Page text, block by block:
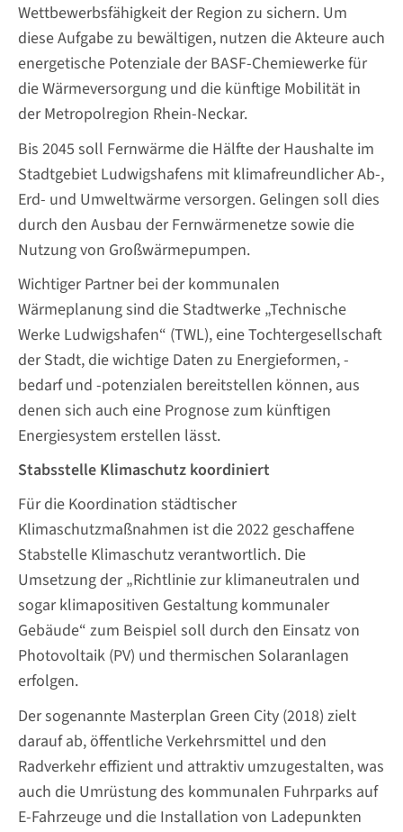
Wettbewerbsfähigkeit der Region zu sichern. Um
diese Aufgabe zu bewältigen, nutzen die Akteure auch
energetische Potenziale der BASF-Chemiewerke für
die Wärmeversorgung und die künftige Mobilität in
der Metropolregion Rhein-Neckar.
Bis 2045 soll Fernwärme die Hälfte der Haushalte im
Stadtgebiet Ludwigshafens mit klimafreundlicher Ab-,
Erd- und Umweltwärme versorgen. Gelingen soll dies
durch den Ausbau der Fernwärmenetze sowie die
Nutzung von Großwärmepumpen.
Wichtiger Partner bei der kommunalen
Wärmeplanung sind die Stadtwerke „Technische
Werke Ludwigshafen“ (TWL), eine Tochtergesellschaft
der Stadt, die wichtige Daten zu Energieformen, -
bedarf und -potenzialen bereitstellen können, aus
denen sich auch eine Prognose zum künftigen
Energiesystem erstellen lässt.
Stabsstelle Klimaschutz koordiniert
Für die Koordination städtischer
Klimaschutzmaßnahmen ist die 2022 geschaffene
Stabstelle Klimaschutz verantwortlich. Die
Umsetzung der „Richtlinie zur klimaneutralen und
sogar klimapositiven Gestaltung kommunaler
Gebäude“ zum Beispiel soll durch den Einsatz von
Photovoltaik (PV) und thermischen Solaranlagen
erfolgen.
Der sogenannte Masterplan Green City (2018) zielt
darauf ab, öffentliche Verkehrsmittel und den
Radverkehr effizient und attraktiv umzugestalten, was
auch die Umrüstung des kommunalen Fuhrparks auf
E-Fahrzeuge und die Installation von Ladepunkten